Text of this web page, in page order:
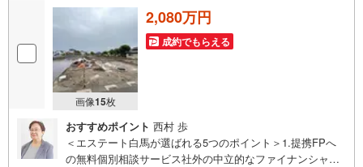
画像15枚
2,080万円
成約でもらえる
おすすめポイント 西村 歩
＜エステート白馬が選ばれる5つのポイント＞1.提携FPへ
の無料個別相談サービス社外の中立的なファイナンシャル